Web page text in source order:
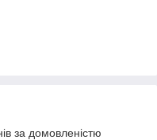
за домовленістю